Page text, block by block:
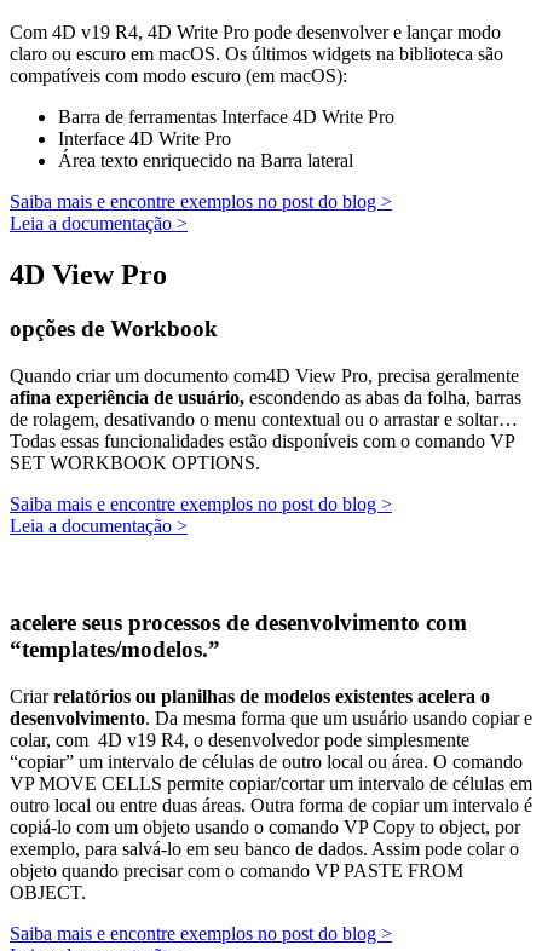
Com 4D v19 R4, 4D Write Pro pode desenvolver e lançar modo
claro ou escuro em macOS. Os últimos widgets na biblioteca são
compatíveis com modo escuro (em macOS):
Barra de ferramentas Interface 4D Write Pro
Interface 4D Write Pro
Área texto enriquecido na Barra lateral
Saiba mais e encontre exemplos no post do blog >
Leia a documentação >
4D View Pro
opções de Workbook
Quando criar um documento com4D View Pro, precisa geralmente
afina experiência de usuário, escondendo as abas da folha, barras
de rolagem, desativando o menu contextual ou o arrastar e soltar…
Todas essas funcionalidades estão disponíveis com o comando VP
SET WORKBOOK OPTIONS.
Saiba mais e encontre exemplos no post do blog >
Leia a documentação >
acelere seus processos de desenvolvimento com
“templates/modelos.”
Criarrelatórios ou planilhas de modelos existentes acelera o
desenvolvimento. Da mesma forma que um usuário usando copiar e
colar, com 4D v19 R4, o desenvolvedor pode simplesmente
“copiar” um intervalo de células de outro local ou área. O comando
VP MOVE CELLS permite copiar/cortar um intervalo de células em
outro local ou entre duas áreas. Outra forma de copiar um intervalo é
copiá-lo com um objeto usando o comando VP Copy to object, por
exemplo, para salvá-lo em seu banco de dados. Assim pode colar o
objeto quando precisar com o comando VP PASTE FROM
OBJECT.
Saiba mais e encontre exemplos no post do blog >